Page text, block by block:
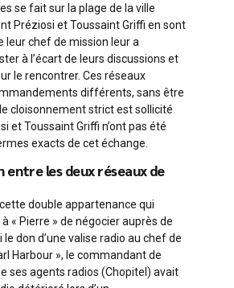
se fait sur la plage de la ville
Préziosi et Toussaint Griffi en sont
leur chef de mission leur a
à l’écart de leurs discussions et
le rencontrer. Ces réseaux
différents, sans être
cloisonnement strict est sollicité
et Toussaint Griffi n’ont pas été
exacts de cet échange.
entre les deux réseaux de
cette double appartenance qui
« Pierre » de négocier auprès de
le don d’une valise radio au chef de
Harbour », le commandant de
ses agents radios (Chopitel) avait